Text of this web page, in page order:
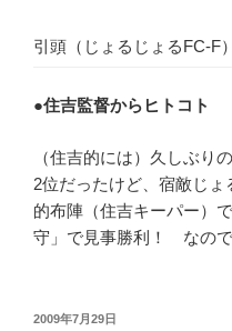
引頭（じょるじょるFC-F）
●住吉監督からヒトコト
（住吉的には）久しぶり
2位だったけど、宿敵じ
的布陣（住吉キーパー）
守」で見事勝利！ なので
投
2009年7月29日